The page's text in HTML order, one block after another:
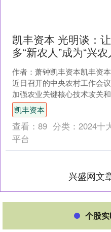
凯丰资本 光明谈：
多“新农人”成为“兴农
作者：萧钟凯丰资本凯丰资
近日召开的中央农村工作会
加强农业关键核心技术攻关
高效转化应用，因地制宜发展
生产力。在全面推进乡村....
凯丰资本
查看： 89 分类： 2024十
平台
兴盛网文
个股